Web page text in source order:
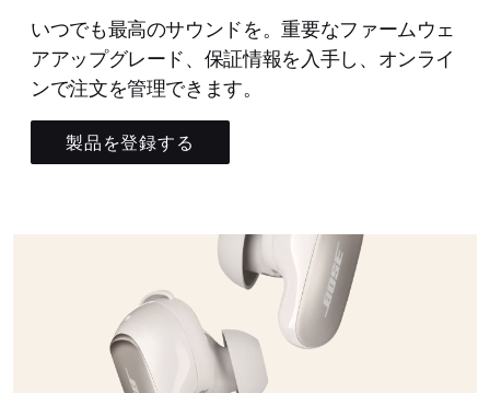
いつでも最高のサウンドを。重要なファームウェ
アアップグレード、保証情報を入手し、オンライ
ンで注文を管理できます。
製品を登録する